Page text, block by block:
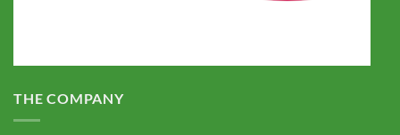
THE COMPANY